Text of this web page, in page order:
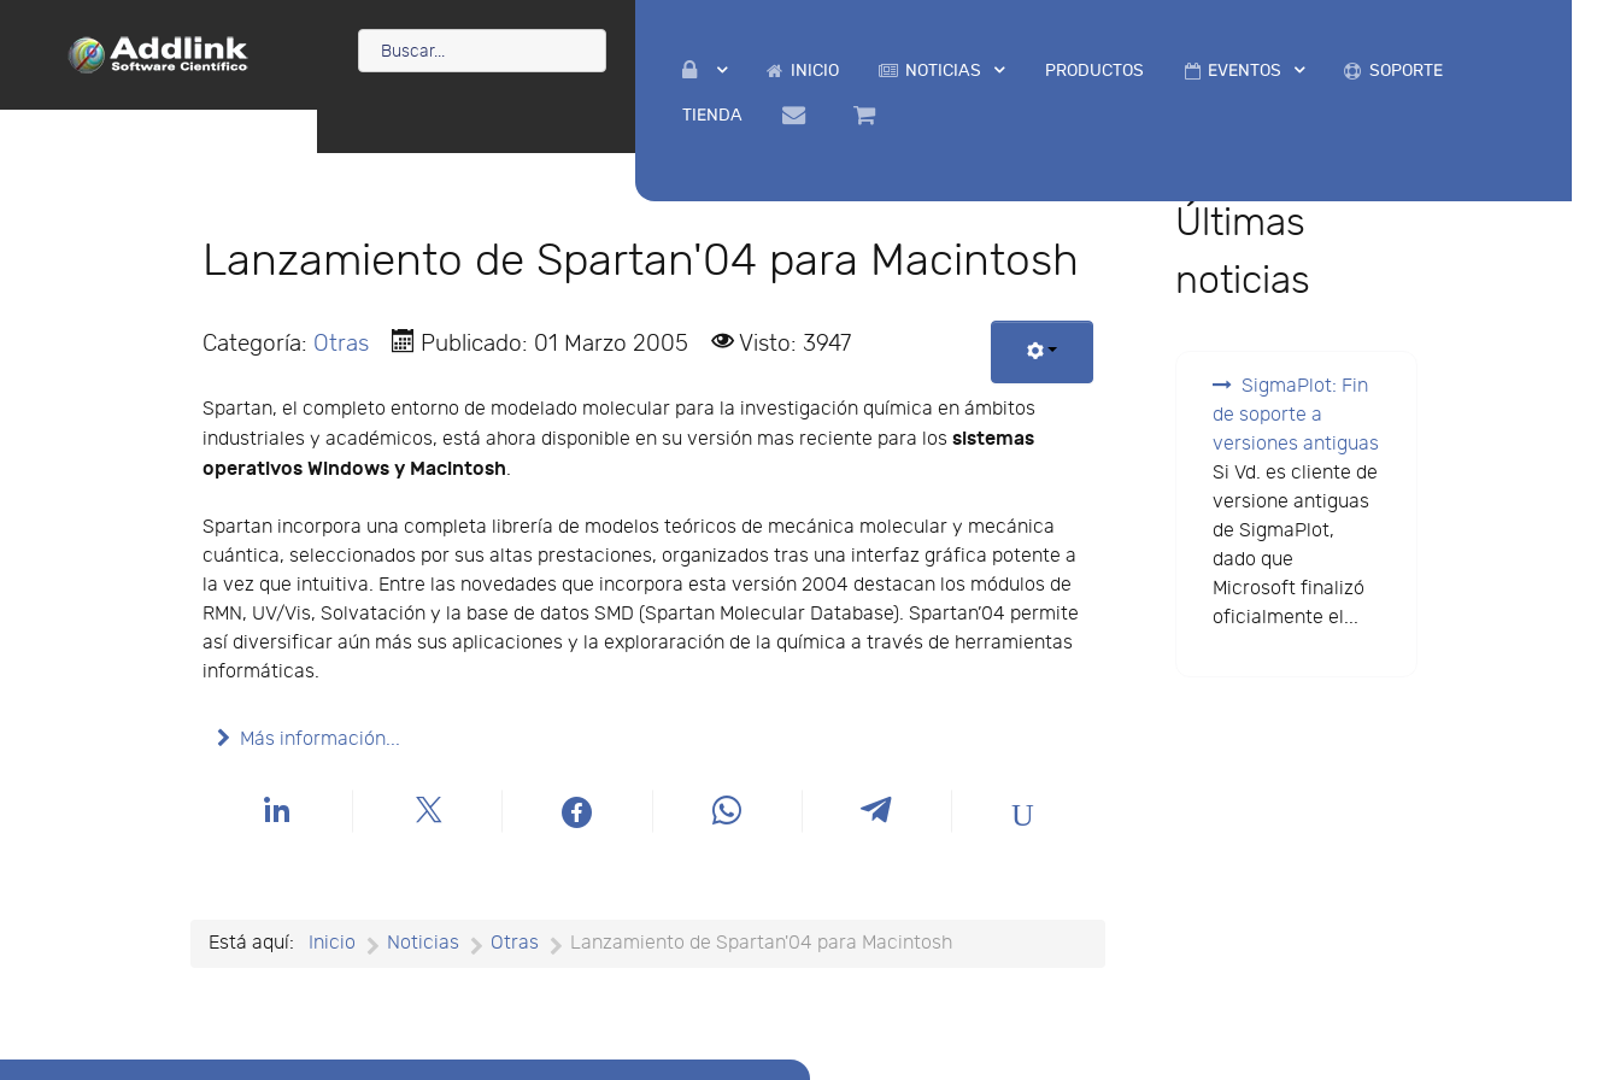
INICIO NOTICIAS PRODUCTOS EVENTOS SOPORTE
TIENDA
Lanzamiento de Spartan'04 para Macintosh
Categoría: Otras Publicado: 01 Marzo 2005 Visto: 3947
Spartan, el completo entorno de modelado molecular para la investigación química en ámbitos
industriales y académicos, está ahora disponible en su versión mas reciente para lossistemas
operativos Windows y Macintosh.
Spartan incorpora una completa librería de modelos teóricos de mecánica molecular y mecánica
cuántica, seleccionados por sus altas prestaciones, organizados tras una interfaz gráfica potente a
la vez que intuitiva. Entre las novedades que incorpora esta versión 2004 destacan los módulos de
RMN, UV/Vis, Solvatación y la base de datos SMD (Spartan Molecular Database). Spartan’04 permite
así diversificar aún más sus aplicaciones y la exploraración de la química a través de herramientas
informáticas.
Más información...
Está aquí: Inicio Noticias Otras Lanzamiento de Spartan'04 para Macintosh
Últimas
noticias
SigmaPlot: Fin
de soporte a
versiones antiguas
Si Vd. es cliente de
versione antiguas
de SigmaPlot,
dado que
Microsoft finalizó
oficialmente el...